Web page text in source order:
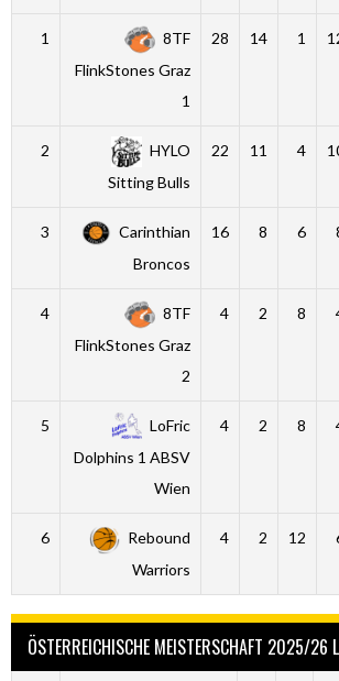
1
8TF
FlinkStones Graz
1
28 14 1
2
HYLO
Sitting Bulls
22 11 4
3
Carinthian
Broncos
16 8 6
4
8TF
FlinkStones Graz
2
4 2 8
5
LoFric
Dolphins 1 ABSV
Wien
4 2 8
6
Rebound
Warriors
4 2 12
ÖSTERREICHISCHE MEISTERSCHAFT 2025/26